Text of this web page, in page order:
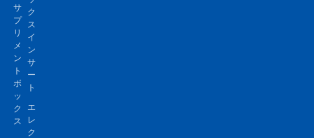
サ
プ
リ
メ
ン
ト
ボ
ッ
ク
ス
ク
ス
イ
ン
サ
ー
ト
エ
レ
ク